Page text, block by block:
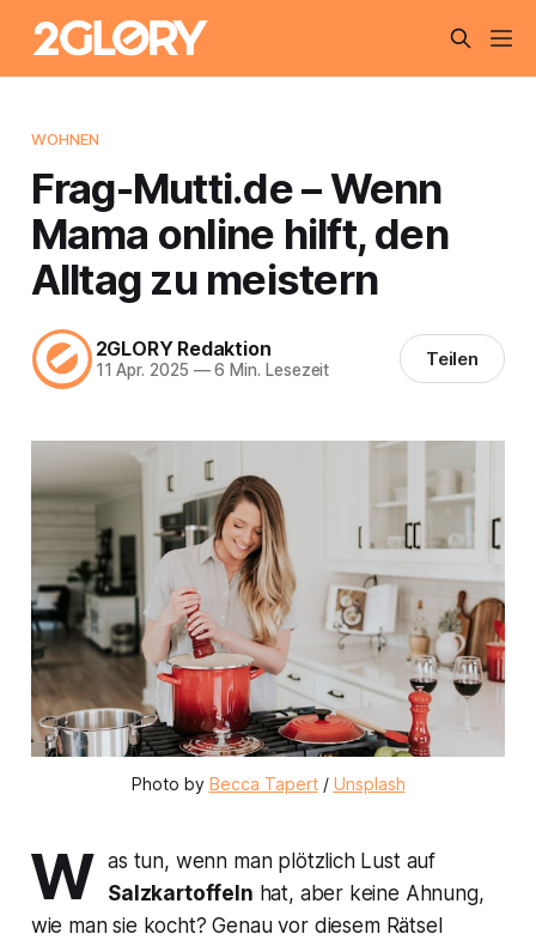
WOHNEN
Frag-Mutti.de – Wenn
Mama online hilft, den
Alltag zu meistern
2GLORY Redaktion
11 Apr. 2025 —6 Min. Lesezeit Teilen
Photo by Becca Tapert / Unsplash
W as tun, wenn man plötzlich Lust auf
Salzkartoffeln hat, aber keine Ahnung,
wie man sie kocht? Genau vor diesem Rätsel